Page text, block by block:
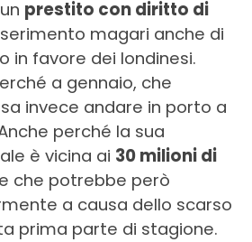
prestito con diritto di
magari anche di
in favore dei londinesi.
a gennaio, che
invece andare in porto a
perché la sua
è vicina ai 30 milioni di
che potrebbe però
a causa dello scarso
prima parte di stagione.